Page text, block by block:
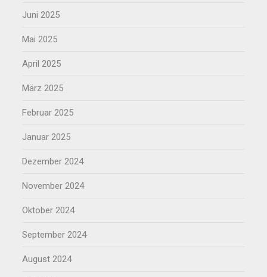
Juni 2025
Mai 2025
April 2025
März 2025
Februar 2025
Januar 2025
Dezember 2024
November 2024
Oktober 2024
September 2024
August 2024